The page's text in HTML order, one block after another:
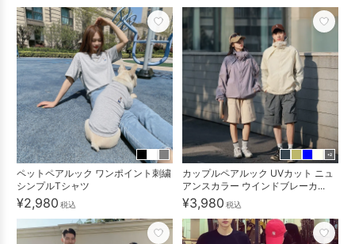
ペットペアルック ワンポイント刺繍
シンプルTシャツ
¥2,980 税込
+2
カップルペアルック UVカット ニュ
アンスカラー ウインドブレーカ...
¥3,980 税込